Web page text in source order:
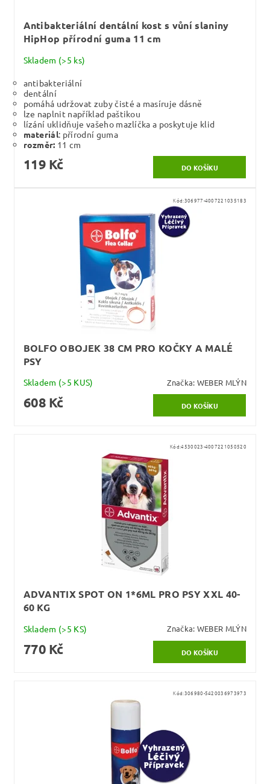
Antibakteriální dentální kost s vůní slaniny
HipHop přírodní guma 11 cm
Skladem (>5 ks)
antibakteriální
dentální
pomáhá udržovat zuby čisté a masíruje dásně
lze naplnit například paštikou
lízání uklidňuje vašeho mazlíčka a poskytuje klid
materiál: přírodní guma
rozměr: 11 cm
119 Kč
Kód:306977-4007221035183
BOLFO OBOJEK 38 CM PRO KOČKY A MALÉ
PSY
Skladem (>5 KUS) Značka: WEBER MLÝN
608 Kč
Kód:4530023-4007221050520
ADVANTIX SPOT ON 1*6ML PRO PSY XXL 40-
60 KG
Skladem (>5 KS) Značka: WEBER MLÝN
770 Kč
Kód:306980-5420036973973